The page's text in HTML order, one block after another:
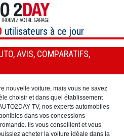
utilisateurs à ce jour
AVIS, COMPARATIFS,
nouvelle voiture, mais vous ne savez
choisir et dans quel établissement
TV, nos experts automobiles
dans vos concessions
Ils vous conseillent et vous
acheter la voiture idéale dans la